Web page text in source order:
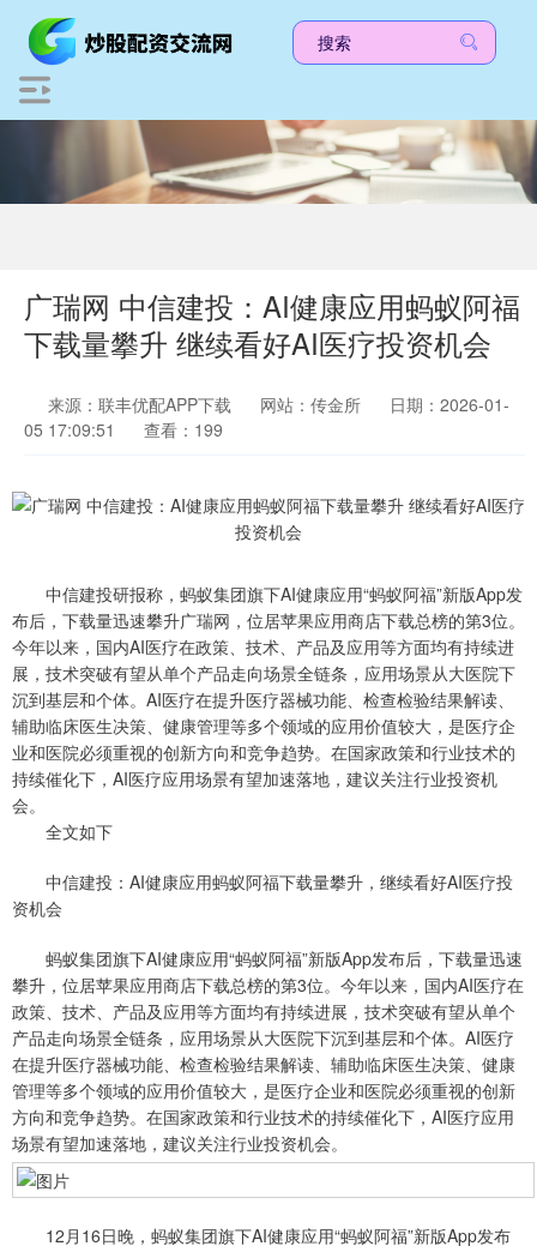
广瑞网 中信建投：AI健康应用蚂蚁阿福
下载量攀升 继续看好AI医疗投资机会
来源：联丰优配APP下载 网站：传金所
日期：2026-01-
05 17:09:51
查看：199
中信建投研报称，蚂蚁集团旗下AI健康应用“蚂蚁阿福”新版App发
布后，下载量迅速攀升广瑞网，位居苹果应用商店下载总榜的第3位。
今年以来，国内AI医疗在政策、技术、产品及应用等方面均有持续进
展，技术突破有望从单个产品走向场景全链条，应用场景从大医院下
沉到基层和个体。AI医疗在提升医疗器械功能、检查检验结果解读、
辅助临床医生决策、健康管理等多个领域的应用价值较大，是医疗企
业和医院必须重视的创新方向和竞争趋势。在国家政策和行业技术的
持续催化下，AI医疗应用场景有望加速落地，建议关注行业投资机
会。
全文如下
中信建投：AI健康应用蚂蚁阿福下载量攀升，继续看好AI医疗投
资机会
蚂蚁集团旗下AI健康应用“蚂蚁阿福”新版App发布后，下载量迅速
攀升，位居苹果应用商店下载总榜的第3位。今年以来，国内AI医疗在
政策、技术、产品及应用等方面均有持续进展，技术突破有望从单个
产品走向场景全链条，应用场景从大医院下沉到基层和个体。AI医疗
在提升医疗器械功能、检查检验结果解读、辅助临床医生决策、健康
管理等多个领域的应用价值较大，是医疗企业和医院必须重视的创新
方向和竞争趋势。在国家政策和行业技术的持续催化下，AI医疗应用
场景有望加速落地，建议关注行业投资机会。
12月16日晚，蚂蚁集团旗下AI健康应用“蚂蚁阿福”新版App发布